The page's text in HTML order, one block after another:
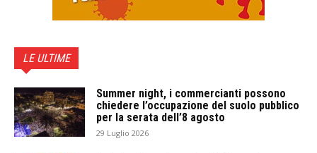
LE ULTIME
Summer night, i commercianti possono
chiedere l’occupazione del suolo pubblico
per la serata dell’8 agosto
29 Luglio 2026